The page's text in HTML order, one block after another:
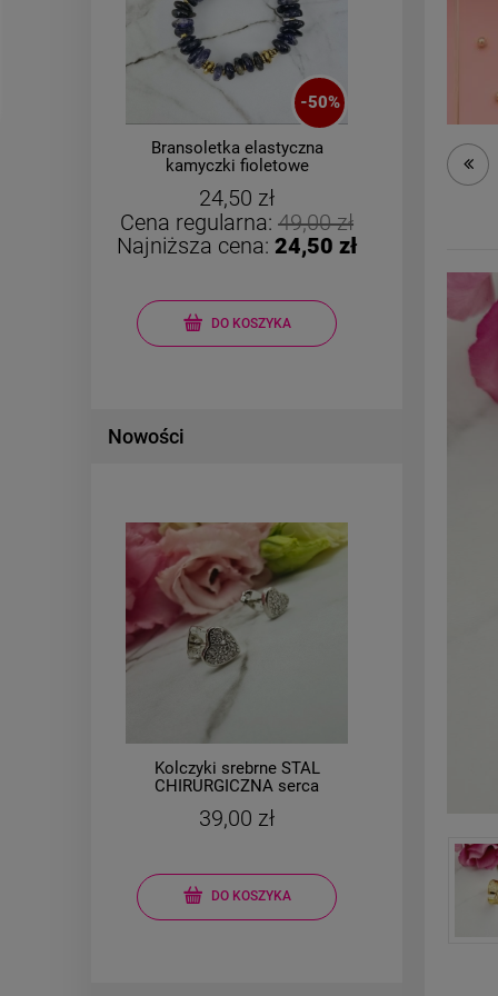
-50%
Bransoletka elastyczna
kamyczki fioletowe
24,50 zł
Cena regularna:49,00 zł
Najniższa cena:24,50 zł
DO KOSZYKA
Nowości
Kolczyki srebrne STAL
CHIRURGICZNA serca
39,00 zł
DO KOSZYKA